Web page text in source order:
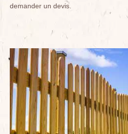
demander un devis.